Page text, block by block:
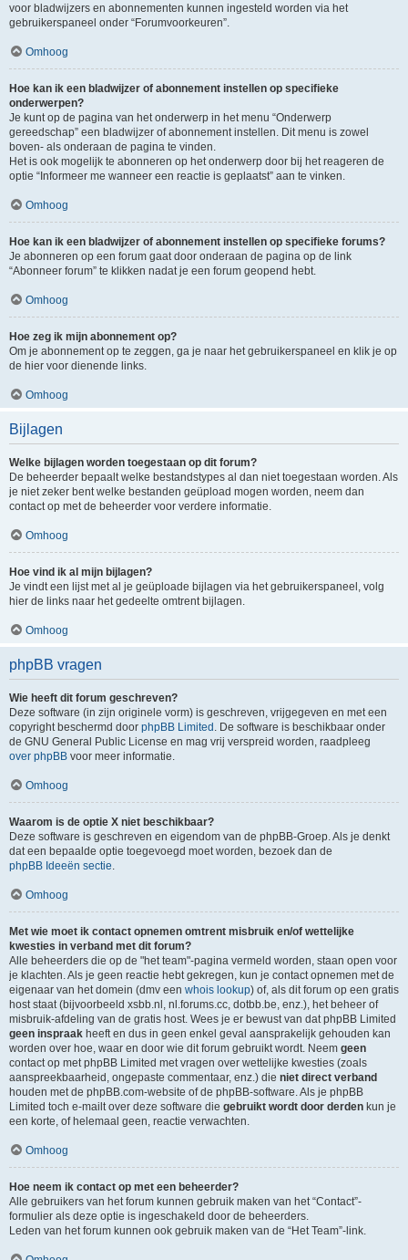
voor bladwijzers en abonnementen kunnen ingesteld worden via het
gebruikerspaneel onder “Forumvoorkeuren”.
Omhoog
Hoe kan ik een bladwijzer of abonnement instellen op specifieke
onderwerpen?
Je kunt op de pagina van het onderwerp in het menu “Onderwerp
gereedschap” een bladwijzer of abonnement instellen. Dit menu is zowel
boven- als onderaan de pagina te vinden.
Het is ook mogelijk te abonneren op het onderwerp door bij het reageren de
optie “Informeer me wanneer een reactie is geplaatst” aan te vinken.
Omhoog
Hoe kan ik een bladwijzer of abonnement instellen op specifieke forums?
Je abonneren op een forum gaat door onderaan de pagina op de link
“Abonneer forum” te klikken nadat je een forum geopend hebt.
Omhoog
Hoe zeg ik mijn abonnement op?
Om je abonnement op te zeggen, ga je naar het gebruikerspaneel en klik je op
de hier voor dienende links.
Omhoog
Bijlagen
Welke bijlagen worden toegestaan op dit forum?
De beheerder bepaalt welke bestandstypes al dan niet toegestaan worden. Als
je niet zeker bent welke bestanden geüpload mogen worden, neem dan
contact op met de beheerder voor verdere informatie.
Omhoog
Hoe vind ik al mijn bijlagen?
Je vindt een lijst met al je geüploade bijlagen via het gebruikerspaneel, volg
hier de links naar het gedeelte omtrent bijlagen.
Omhoog
phpBB vragen
Wie heeft dit forum geschreven?
Deze software (in zijn originele vorm) is geschreven, vrijgegeven en met een
copyright beschermd door phpBB Limited . De software is beschikbaar onder
de GNU General Public License en mag vrij verspreid worden, raadpleeg
over phpBB voor meer informatie.
Omhoog
Waarom is de optie X niet beschikbaar?
Deze software is geschreven en eigendom van de phpBB-Groep. Als je denkt
dat een bepaalde optie toegevoegd moet worden, bezoek dan de
phpBB Ideeën sectie.
Omhoog
Met wie moet ik contact opnemen omtrent misbruik en/of wettelijke
kwesties in verband met dit forum?
Alle beheerders die op de "het team"-pagina vermeld worden, staan open voor
je klachten. Als je geen reactie hebt gekregen, kun je contact opnemen met de
eigenaar van het domein (dmv een whois lookup) of, als dit forum op een gratis
host staat (bijvoorbeeld xsbb.nl, nl.forums.cc, dotbb.be, enz.), het beheer of
misbruik-afdeling van de gratis host. Wees je er bewust van dat phpBB Limited
geen inspraak heeft en dus in geen enkel geval aansprakelijk gehouden kan
worden over hoe, waar en door wie dit forum gebruikt wordt. Neem geen
contact op met phpBB Limited met vragen over wettelijke kwesties (zoals
aanspreekbaarheid, ongepaste commentaar, enz.) die niet direct verband
houden met de phpBB.com-website of de phpBB-software. Als je phpBB
Limited toch e-mailt over deze software die gebruikt wordt door derden kun je
een korte, of helemaal geen, reactie verwachten.
Omhoog
Hoe neem ik contact op met een beheerder?
Alle gebruikers van het forum kunnen gebruik maken van het “Contact”-
formulier als deze optie is ingeschakeld door de beheerders.
Leden van het forum kunnen ook gebruik maken van de “Het Team”-link.